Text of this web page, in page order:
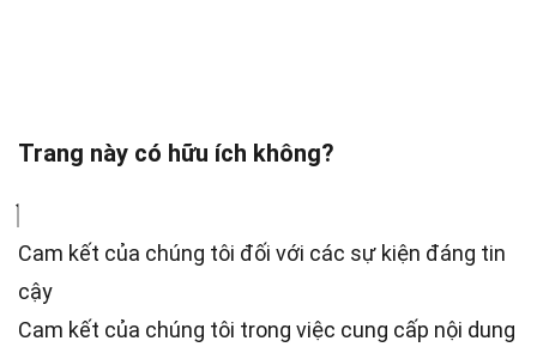
Trang này có hữu ích không?
Cam kết của chúng tôi đối với các sự kiện đáng tin
cậy
Cam kết của chúng tôi trong việc cung cấp nội dung